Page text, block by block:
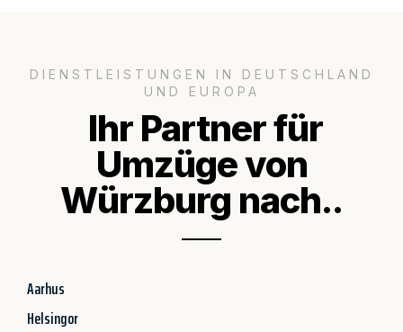
DIENSTLEISTUNGEN IN DEUTSCHLAND
UND EUROPA
Ihr Partner für
Umzüge von
Würzburg nach..
Aarhus
Helsingor